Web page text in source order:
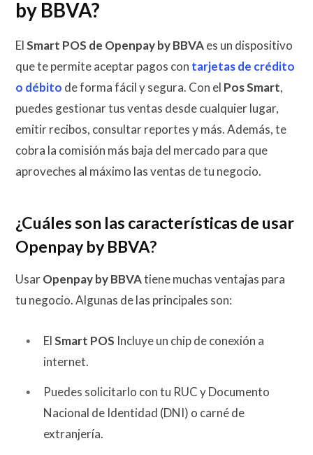
by BBVA?
ElSmart POS de Openpay by BBVAes un dispositivo
que te permite aceptar pagos con tarjetas de crédito
o débito de forma fácil y segura. Con el Pos Smart,
puedes gestionar tus ventas desde cualquier lugar,
emitir recibos, consultar reportes y más.Además, te
cobra la comisión más baja del mercado para que
aproveches al máximo las ventas de tu negocio.
¿Cuáles son las características de usar
Openpay by BBVA?
UsarOpenpay by BBVAtiene muchas ventajas para
tu negocio. Algunas de las principales son:
ElSmart POS Incluye un chip de conexión a
internet.
Puedes solicitarlo con tu RUC y Documento
Nacional de Identidad (DNI) o carné de
extranjería.